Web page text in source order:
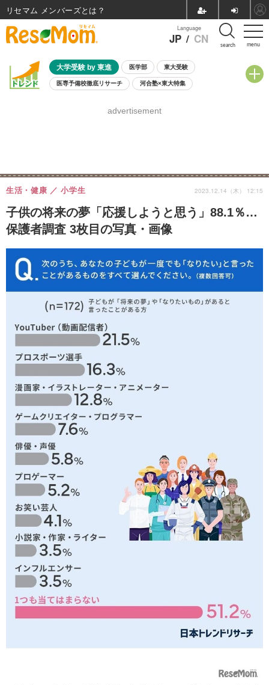
menu
Language
JP / CN search
大学受験 by 東進 医学部 東大受験
医専予備校徹底リサーチ 河合塾×東大特集
8月開催学校説明会・相談会
advertisement
子供の将来の夢「応援しようと思う」88.1％…
保護者調査 3枚目の写真・画像
生活・健康 小学生 2023.12.14（木） 12:15
リセマム メンバーズ